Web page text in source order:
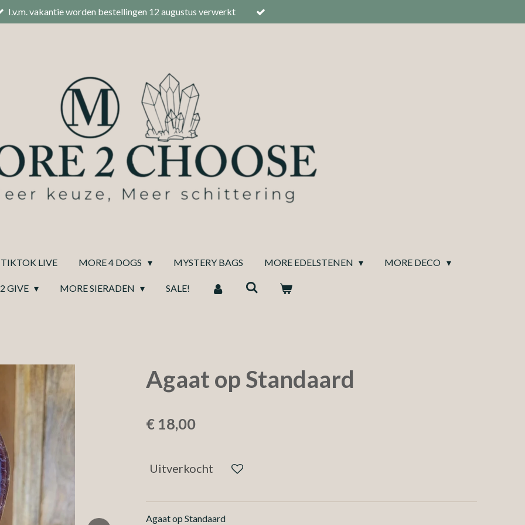
I.v.m. vakantie worden bestellingen 12 augustus verwerkt
LIVE MORE 4 DOGS MYSTERY BAGS MORE EDELSTENEN MORE DECO
GIVE MORE SIERADEN SALE!
Agaat op Standaard
€ 18,00
Uitverkocht
Agaat op Standaard